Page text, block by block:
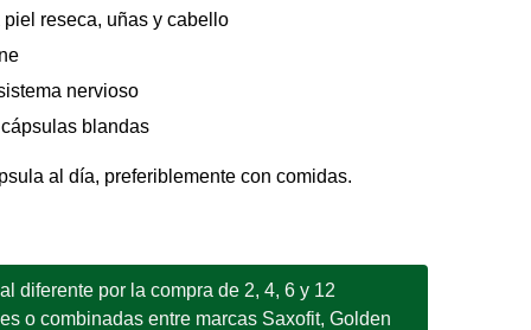
reseca, uñas y cabello
nervioso
blandas
al día, preferiblemente con comidas.
diferente por la compra de 2, 4, 6 y 12
o combinadas entre marcas Saxofit, Golden